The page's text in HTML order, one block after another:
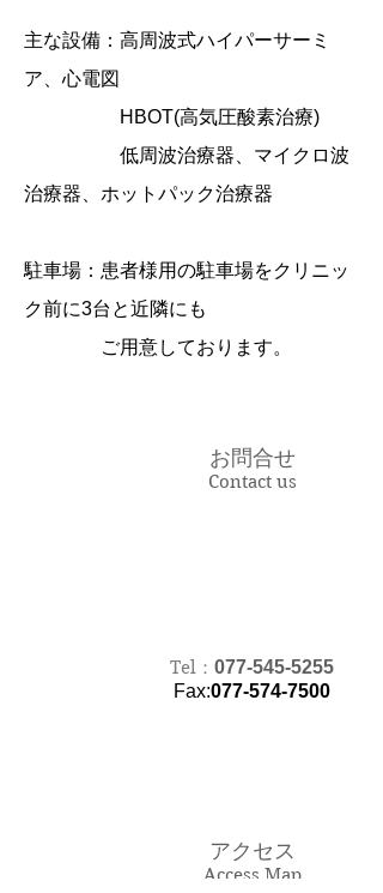
主な設備：高周波式ハイパーサーミ
ア 、心電図
HBOT(高気圧酸素治療)
低周波治療器、マイクロ波
治療器、ホットパック治療器
駐車場： 患者様⽤の駐⾞場をクリニッ
ク前に3台と近隣にも
ご⽤意しております。
お問合せ
Contact us
Tel： 077-545-5255
​Fax:077-574-7500
アクセス
Access Map